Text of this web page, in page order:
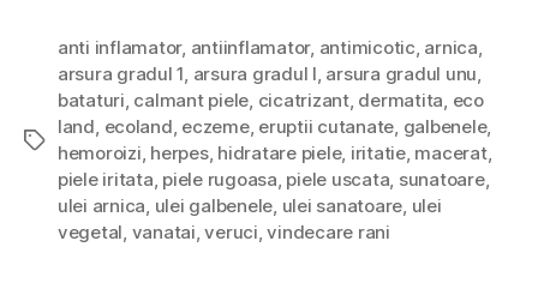
Tags
anti inflamator, antiinflamator, antimicotic, arnica,
arsura gradul 1, arsura gradul I, arsura gradul unu,
bataturi, calmant piele, cicatrizant, dermatita, eco
land, ecoland, eczeme, eruptii cutanate, galbenele,
hemoroizi, herpes, hidratare piele, iritatie, macerat,
piele iritata, piele rugoasa, piele uscata, sunatoare,
ulei arnica, ulei galbenele, ulei sanatoare, ulei
vegetal, vanatai,veruci,vindecare rani